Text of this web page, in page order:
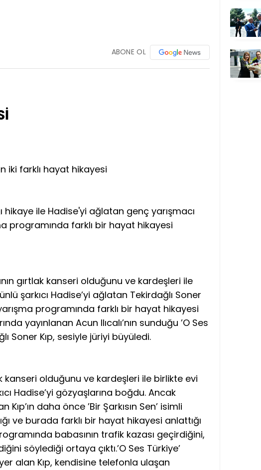
ABONE OL
iki farklı hayat hikayesi
hikaye ile Hadise'yi ağlatan genç yarışmacı
programında farklı bir hayat hikayesi
gırtlak kanseri olduğunu ve kardeşleri ile
şarkıcı Hadise’yi ağlatan Tekirdağlı Soner
programında farklı bir hayat hikayesi
yayınlanan Acun Ilıcalı’nın sunduğu ’O Ses
Soner Kıp, sesiyle jüriyi büyüledi.
kanseri olduğunu ve kardeşleri ile birlikte evi
Hadise’yi gözyaşlarına boğdu. Ancak
daha önce ’Bir Şarkısın Sen’ isimli
ve burada farklı bir hayat hikayesi anlattığı
programında babasının trafik kazası geçirdiğini,
söylediği ortaya çıktı.’O Ses Türkiye’
alan Kıp, kendisine telefonla ulaşan